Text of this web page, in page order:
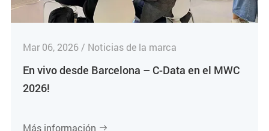
Mar 06, 2026 / Noticias de la marca
En vivo desde Barcelona – C-Data en el MWC
2026!
Más información 